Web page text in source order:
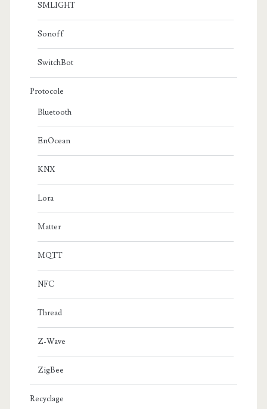
SMLIGHT
Sonoff
SwitchBot
Protocole
Bluetooth
EnOcean
KNX
Lora
Matter
MQTT
NFC
Thread
Z-Wave
ZigBee
Recyclage